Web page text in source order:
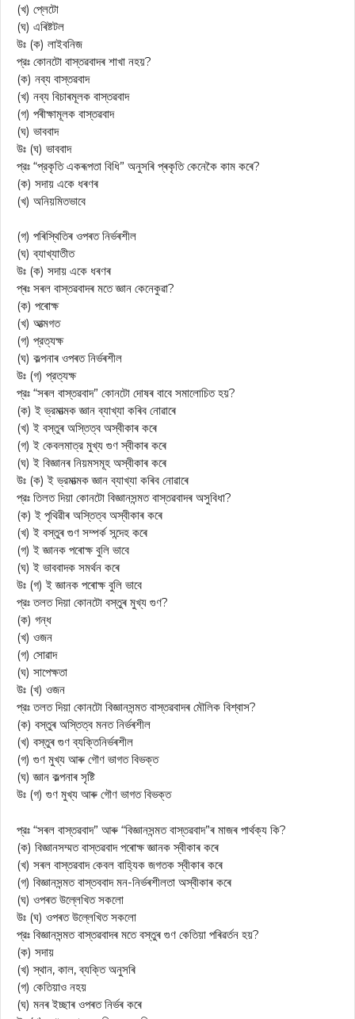
(খ) প্লেটো
(ঘ) এৰিষ্টটল
উঃ (ক) লাইবনিজ
প্রঃ কোনটো বাস্তৱবাদৰ শাখা নহয়?
(ক) নব্য বাস্তৱবাদ
(খ) নব্য বিচাৰমূলক বাস্তৱবাদ
(গ) পৰীক্ষামূলক বাস্তৱবাদ
(ঘ) ভাববাদ
উঃ (ঘ) ভাববাদ
প্রঃ “প্রকৃতি একৰূপতা বিধি” অনুসৰি প্ৰকৃতি কেনেকৈ কাম কৰে?
(ক) সদায় একে ধৰণৰ
(খ) অনিয়মিতভাবে
(গ) পৰিস্থিতিৰ ওপৰত নিৰ্ভৰশীল
(ঘ) ব্যাখ্যাতীত
উঃ (ক) সদায় একে ধৰণৰ
প্ৰঃ সৰল বাস্তৱবাদৰ মতে জ্ঞান কেনেকুৱা?
(ক) পৰোক্ষ
(খ) আত্মগত
(গ) প্রত্যক্ষ
(ঘ) কল্পনাৰ ওপৰত নিৰ্ভৰশীল
উঃ (গ) প্রত্যক্ষ
প্রঃ “সৰল বাস্তৱবাদ” কোনটো দোষৰ বাবে সমালোচিত হয়?
(ক) ই ভ্রমাত্মক জ্ঞান ব্যাখ্যা কৰিব নোৱাৰে
(খ) ই বস্তুৰ অস্তিত্ব অস্বীকাৰ কৰে
(গ) ই কেবলমাত্র মুখ্য গুণ স্বীকাৰ কৰে
(ঘ) ই বিজ্ঞানৰ নিয়মসমূহ অস্বীকাৰ কৰে
উঃ (ক) ই ভ্রমাত্মক জ্ঞান ব্যাখ্যা কৰিব নোৱাৰে
প্রঃ তিলত দিয়া কোনটো বিজ্ঞানসন্মত বাস্তৱবাদৰ অসুবিধা?
(ক) ই পৃথিৱীৰ অস্তিত্ব অস্বীকাৰ কৰে
(খ) ই বস্তুৰ গুণ সম্পর্ক সন্দেহ কৰে
(গ) ই জ্ঞানক পৰোক্ষ বুলি ভাবে
(ঘ) ই ভাববাদক সমর্থন কৰে
উঃ (গ) ই জ্ঞানক পৰোক্ষ বুলি ভাবে
প্রঃ তলত দিয়া কোনটো বস্তুৰ মুখ্য গুণ?
(ক) গন্ধ
(খ) ওজন
(গ) সোৱাদ
(ঘ) সাপেক্ষতা
উঃ (খ) ওজন
প্রঃ তলত দিয়া কোনটো বিজ্ঞানসন্মত বাস্তৱবাদৰ মৌলিক বিশ্বাস?
(ক) বস্তুৰ অস্তিত্ব মনত নিৰ্ভৰশীল
(খ) বস্তুৰ গুণ ব্যক্তিনিৰ্ভৰশীল
(গ) গুণ মুখ্য আৰু গৌণ ভাগত বিভক্ত
(ঘ) জ্ঞান কল্পনাৰ সৃষ্টি
উঃ (গ) গুণ মুখ্য আৰু গৌণ ভাগত বিভক্ত
প্রঃ “সৰল বাস্তৱবাদ” আৰু “বিজ্ঞানসন্মত বাস্তৱবাদ”ৰ মাজৰ পাৰ্থক্য কি?
(ক) বিজ্ঞানসম্মত বাস্তৱবাদ পৰোক্ষ জ্ঞানক স্বীকাৰ কৰে
(খ) সৰল বাস্তৱবাদ কেবল বাহ্যিক জগতক স্বীকাৰ কৰে
(গ) বিজ্ঞানসন্মত বাস্তববাদ মন-নিৰ্ভৰশীলতা অস্বীকাৰ কৰে
(ঘ) ওপৰত উল্লেখিত সকলো
উঃ (ঘ) ওপৰত উল্লেখিত সকলো
প্রঃ বিজ্ঞানসন্মত বাস্তৱবাদৰ মতে বস্তুৰ গুণ কেতিয়া পৰিৱৰ্তন হয়?
(ক) সদায়
(খ) স্থান, কাল, ব্যক্তি অনুসৰি
(গ) কেতিয়াও নহয়
(ঘ) মনৰ ইচ্ছাৰ ওপৰত নিৰ্ভৰ কৰে